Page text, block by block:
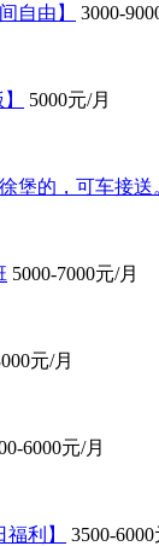
自由】 3000-
5000元/月
堡的，可车接送
5000-7000元/月
元/月
6000元/月
利】 3500-6000